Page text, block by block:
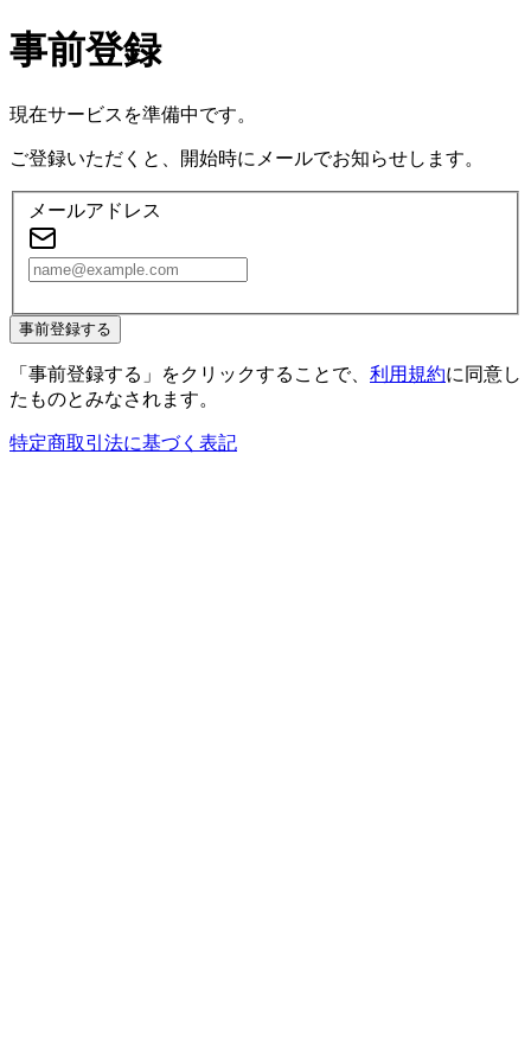
事前登録
現在サービスを準備中です。
ご登録いただくと、開始時にメールでお知らせします。
メールアドレス
事前登録する
「事前登録する」をクリックすることで、 利用規約に同意し
たものとみなされます。
特定商取引法に基づく表記